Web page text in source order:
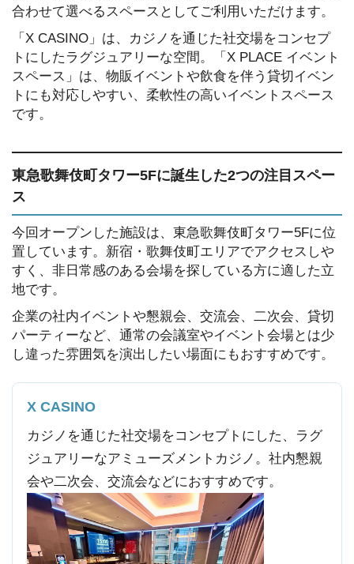
合わせて選べるスペースとしてご利用いただけます。
「X CASINO」は、カジノを通じた社交場をコンセプ
トにしたラグジュアリーな空間。「X PLACE イベント
スペース」は、物販イベントや飲食を伴う貸切イベン
トにも対応しやすい、柔軟性の高いイベントスペース
です。
東急歌舞伎町タワー5Fに誕生した2つの注目スペー
ス
今回オープンした施設は、東急歌舞伎町タワー5Fに位
置しています。新宿・歌舞伎町エリアでアクセスしや
すく、非日常感のある会場を探している方に適した立
地です。
企業の社内イベントや懇親会、交流会、二次会、貸切
パーティーなど、通常の会議室やイベント会場とは少
し違った雰囲気を演出したい場面にもおすすめです。
X CASINO
カジノを通じた社交場をコンセプトにした、ラグ
ジュアリーなアミューズメントカジノ。社内懇親
会や二次会、交流会などにおすすめです。